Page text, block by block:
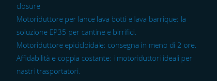
closure
Motoriduttore per lance lava botti e lava barrique: la
soluzione EP35 per cantine e birrifici.
Motoriduttore epicicloidale: consegna in meno di 2 ore.
Affidabilità e coppia costante: i motoriduttori ideali per
nastri trasportatori.